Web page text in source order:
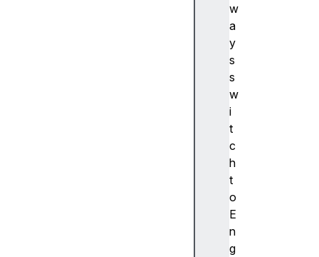
w
a
y
s
s
w
i
t
c
h
t
o
E
n
g